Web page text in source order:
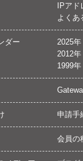
IPアド
よくあ
ダー 2025年
2012年
1999年
申請手
会員の